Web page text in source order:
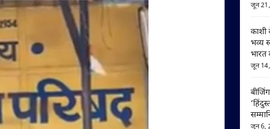
जून
काशी
भव्य
भारत
जून
जून 6,